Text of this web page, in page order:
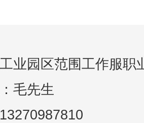
业园区范围工作服职
毛先生